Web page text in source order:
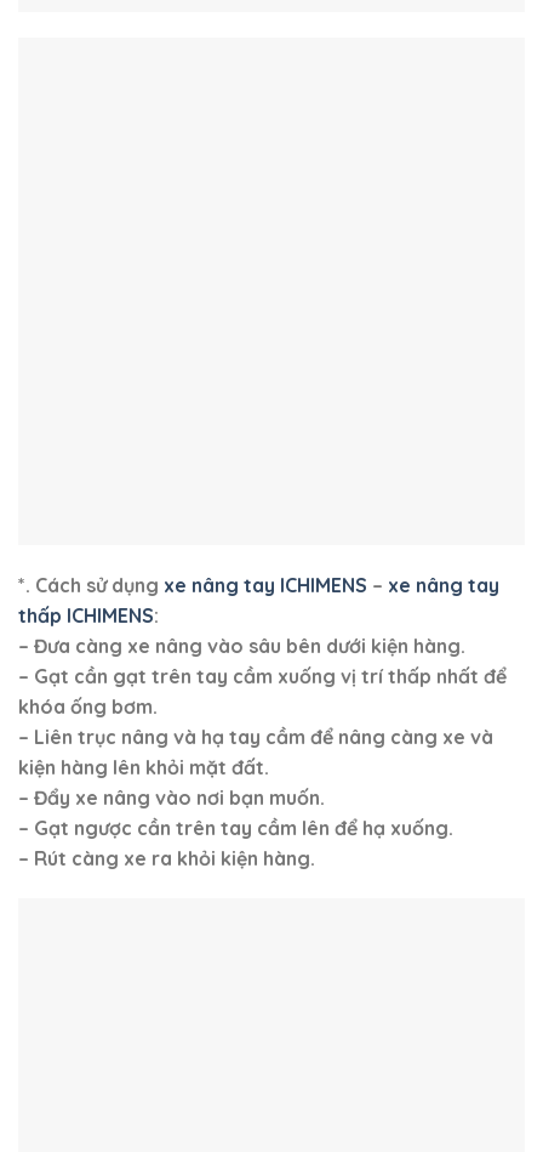
*. Cách sử dụng xe nâng tay ICHIMENS – xe nâng tay
thấp ICHIMENS:
– Đưa càng xe nâng vào sâu bên dưới kiện hàng.
– Gạt cần gạt trên tay cầm xuống vị trí thấp nhất để
khóa ống bơm.
– Liên trục nâng và hạ tay cầm để nâng càng xe và
kiện hàng lên khỏi mặt đất.
– Đẩy xe nâng vào nơi bạn muốn.
– Gạt ngược cần trên tay cầm lên để hạ xuống.
– Rút càng xe ra khỏi kiện hàng.